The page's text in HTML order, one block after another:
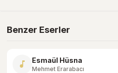
Benzer Eserler
music_note Esmaül Hüsna
Mehmet Erarabacı